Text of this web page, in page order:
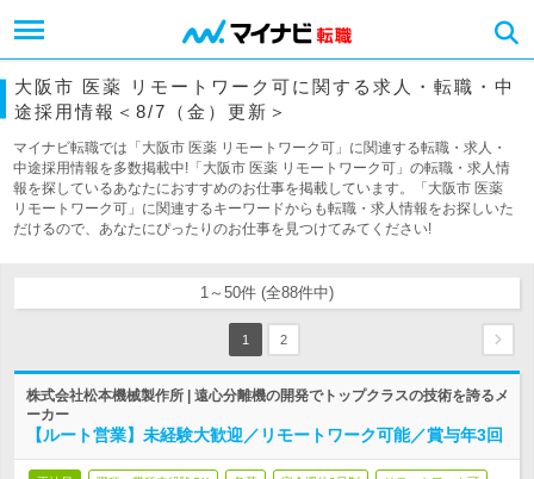
大阪市 医薬 リモートワーク可に関する求人・転職・中
途採用情報＜8/7（金）更新＞
マイナビ転職では「大阪市 医薬 リモートワーク可」に関連する転職・求人・
中途採用情報を多数掲載中!「大阪市 医薬 リモートワーク可」の転職・求人情
報を探しているあなたにおすすめのお仕事を掲載しています。「大阪市 医薬
リモートワーク可」に関連するキーワードからも転職・求人情報をお探しいた
だけるので、あなたにぴったりのお仕事を見つけてみてください!
1～50件 (全88件中)
1 2
株式会社松本機械製作所 | 遠心分離機の開発でトップクラスの技術を誇るメ
ーカー
【ルート営業】未経験大歓迎／リモートワーク可能／賞与年3回